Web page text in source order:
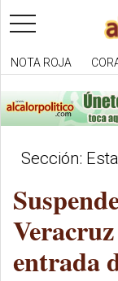
toggle
navigation
NOTA ROJA
Sección:
entrada